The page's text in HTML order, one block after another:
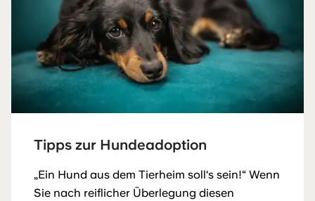
Tipps zur Hundeadoption
„Ein Hund aus dem Tierheim soll‘s sein!“ Wenn
Sie nach reiflicher Überlegung diesen